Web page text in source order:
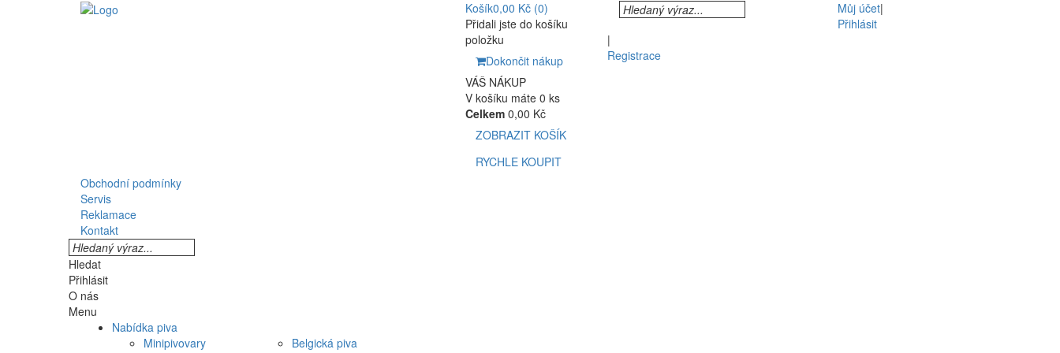
Košík0,00 Kč (0)
Přidali jste do košíku
položku
Dokončit nákup
VÁŠ NÁKUP
V košíku máte 0 ks
Celkem 0,00 Kč
ZOBRAZIT KOŠÍK
RYCHLE KOUPIT
Můj účet|
Přihlásit
|
Registrace
Obchodní podmínky
Servis
Reklamace
Kontakt
Hledat
Přihlásit
O nás
Menu
Nabídka piva
Minipivovary
Belgická piva